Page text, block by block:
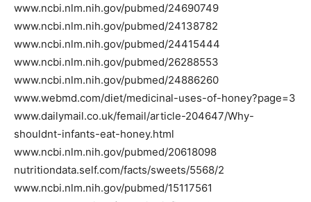
www.ncbi.nlm.nih.gov/pubmed/24690749
www.ncbi.nlm.nih.gov/pubmed/24138782
www.ncbi.nlm.nih.gov/pubmed/24415444
www.ncbi.nlm.nih.gov/pubmed/26288553
www.ncbi.nlm.nih.gov/pubmed/24886260
www.webmd.com/diet/medicinal-uses-of-honey?page=3
www.dailymail.co.uk/femail/article-204647/Why-
shouldnt-infants-eat-honey.html
www.ncbi.nlm.nih.gov/pubmed/20618098
nutritiondata.self.com/facts/sweets/5568/2
www.ncbi.nlm.nih.gov/pubmed/15117561